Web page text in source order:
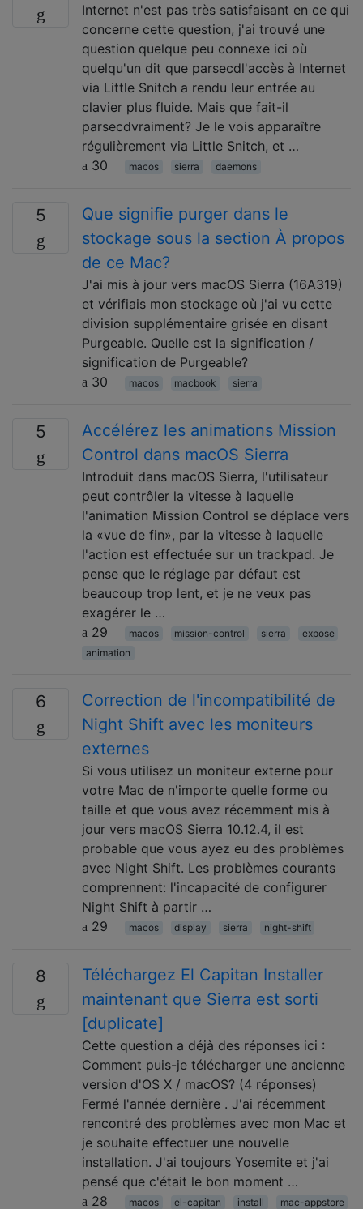
Internet n'est pas très satisfaisant en ce qui
concerne cette question, j'ai trouvé une
question quelque peu connexe ici où
quelqu'un dit que parsecdl'accès à Internet
via Little Snitch a rendu leur entrée au
clavier plus fluide. Mais que fait-il
parsecdvraiment? Je le vois apparaître
régulièrement via Little Snitch, et …
30
macos sierra daemons
5
Que signifie purger dans le
stockage sous la section À propos
de ce Mac?
J'ai mis à jour vers macOS Sierra (16A319)
et vérifiais mon stockage où j'ai vu cette
division supplémentaire grisée en disant
Purgeable. Quelle est la signification /
signification de Purgeable?
30
macos macbook sierra
5
Accélérez les animations Mission
Control dans macOS Sierra
Introduit dans macOS Sierra, l'utilisateur
peut contrôler la vitesse à laquelle
l'animation Mission Control se déplace vers
la «vue de fin», par la vitesse à laquelle
l'action est effectuée sur un trackpad. Je
pense que le réglage par défaut est
beaucoup trop lent, et je ne veux pas
exagérer le …
29
macos mission-control sierra
expose
animation
6
Correction de l'incompatibilité de
Night Shift avec les moniteurs
externes
Si vous utilisez un moniteur externe pour
votre Mac de n'importe quelle forme ou
taille et que vous avez récemment mis à
jour vers macOS Sierra 10.12.4, il est
probable que vous ayez eu des problèmes
avec Night Shift. Les problèmes courants
comprennent: l'incapacité de configurer
Night Shift à partir …
29
macos display sierra night-shift
8
Téléchargez El Capitan Installer
maintenant que Sierra est sorti
[duplicate]
Cette question a déjà des réponses ici :
Comment puis-je télécharger une ancienne
version d'OS X / macOS? (4 réponses)
Fermé l'année dernière . J'ai récemment
rencontré des problèmes avec mon Mac et
je souhaite effectuer une nouvelle
installation. J'ai toujours Yosemite et j'ai
pensé que c'était le bon moment …
28
macos el-capitan install mac-appstore